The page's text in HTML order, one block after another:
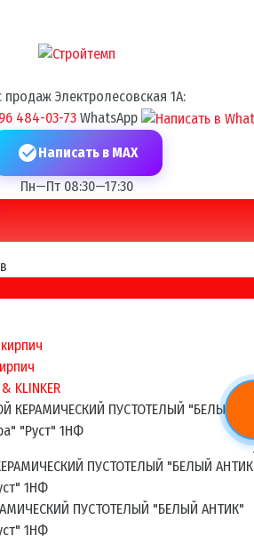
Электролесовская 1А:
484-03-73 WhatsApp
Написать в MAX
Пн—Пт 08:30—17:30
KLINKER
КЕРАМИЧЕСКИЙ ПУСТОТЕЛЫЙ "БЕЛЫЙ
"Руст" 1НФ
ПУСТОТЕЛЫЙ "БЕЛЫЙ АНТИК"
1НФ